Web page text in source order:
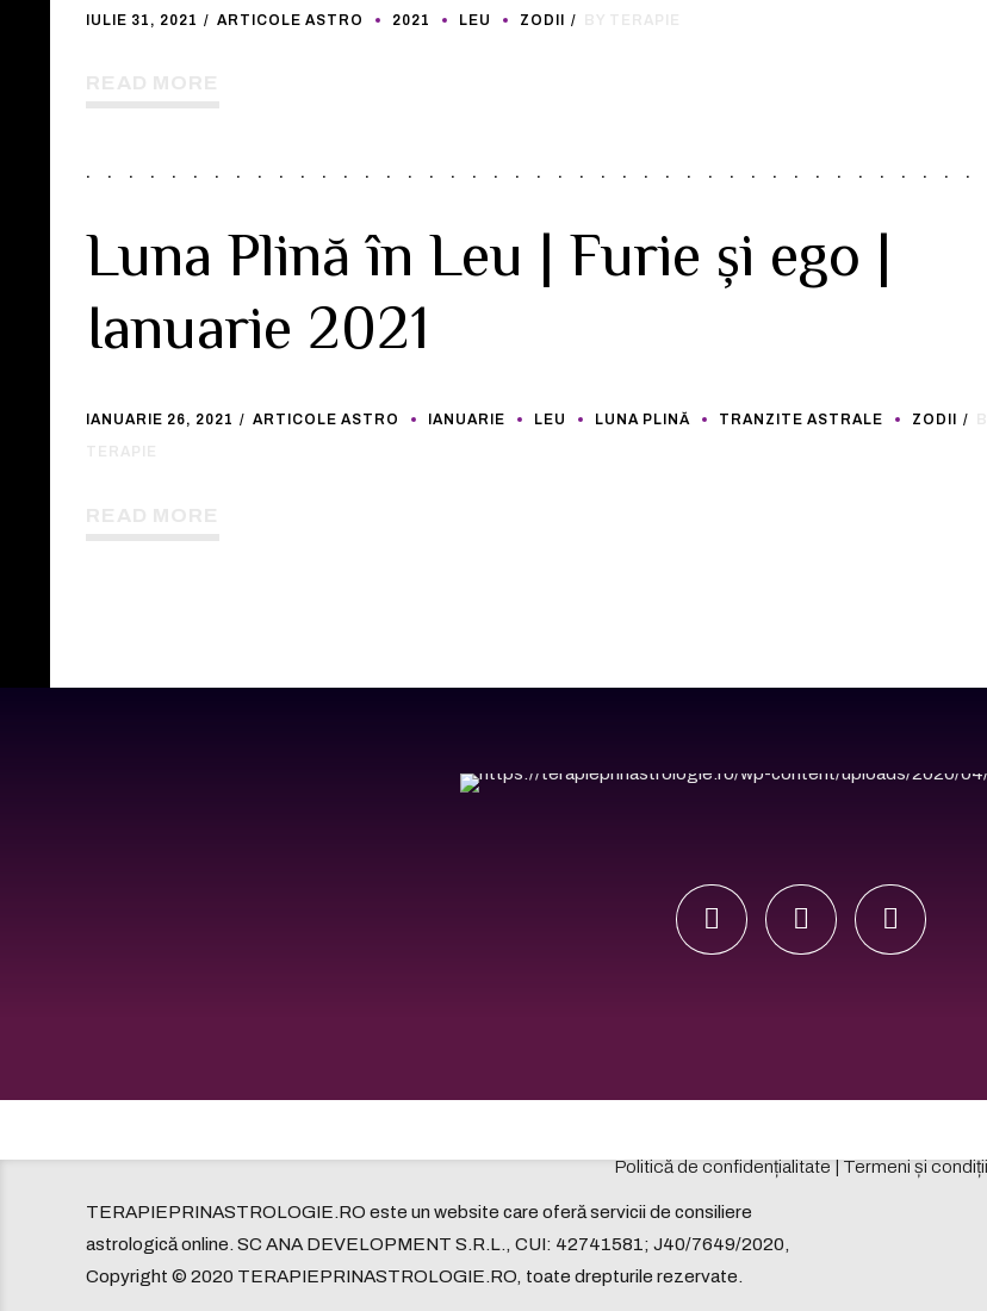
IULIE 31, 2021 ARTICOLE ASTRO 2021 LEU ZODII
Luna Plină în Leu | Furie și ego |
Ianuarie 2021
IANUARIE 26, 2021 ARTICOLE ASTRO IANUARIE LEU LUNA PLINĂ TRANZITE ASTRALE ZODII
Politică de confidențialitate | Termeni și condiții
TERAPIEPRINASTROLOGIE.RO este un website care oferă servicii de consiliere
astrologică online. SC ANA DEVELOPMENT S.R.L., CUI: 42741581; J40/7649/2020,
Copyright © 2020 TERAPIEPRINASTROLOGIE.RO, toate drepturile rezervate.